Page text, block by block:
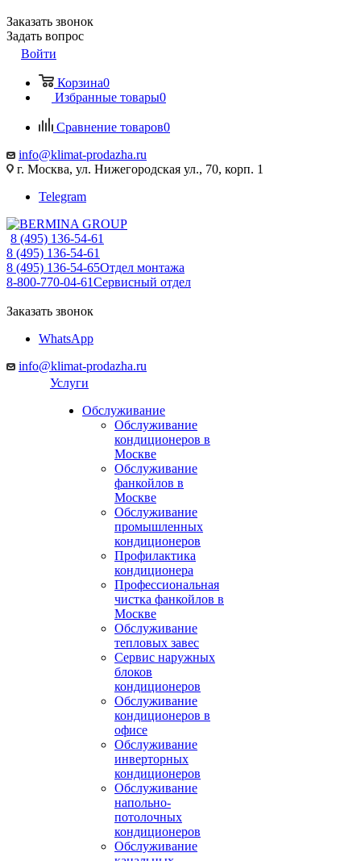
Заказать звонок
Задать вопрос
Войти
Корзина0
Избранные товары0
Сравнение товаров0
info@klimat-prodazha.ru
г. Москва, ул. Нижегородская ул., 70, корп. 1
Telegram
8 (495) 136-54-61
8 (495) 136-54-61
8 (495) 136-54-65Отдел монтажа
8-800-770-04-61Сервисный отдел
Заказать звонок
WhatsApp
info@klimat-prodazha.ru
Услуги
Обслуживание
Обслуживание
кондиционеров в
Москве
Обслуживание
фанкойлов в
Москве
Обслуживание
промышленных
кондиционеров
Профилактика
кондиционера
Профессиональная
чистка фанкойлов в
Москве
Обслуживание
тепловых завес
Сервис наружных
блоков
кондиционеров
Обслуживание
кондиционеров в
офисе
Обслуживание
инверторных
кондиционеров
Обслуживание
напольно-
потолочных
кондиционеров
Обслуживание